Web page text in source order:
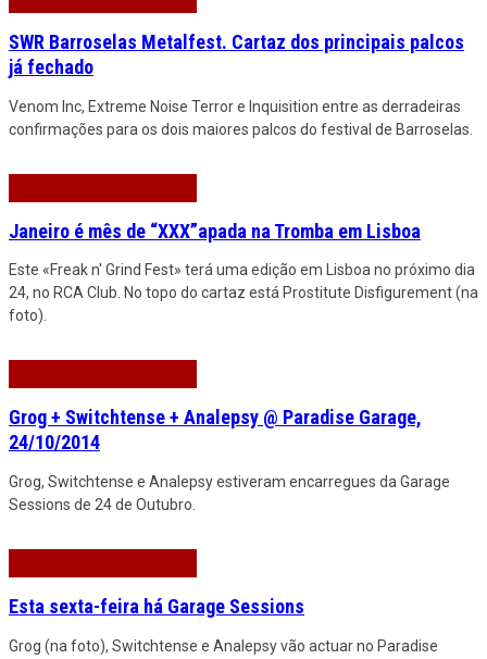
SWR Barroselas Metalfest. Cartaz dos principais palcos
já fechado
Venom Inc, Extreme Noise Terror e Inquisition entre as derradeiras
confirmações para os dois maiores palcos do festival de Barroselas.
Janeiro é mês de “XXX”apada na Tromba em Lisboa
Este «Freak n' Grind Fest» terá uma edição em Lisboa no próximo dia
24, no RCA Club. No topo do cartaz está Prostitute Disfigurement (na
foto).
Grog + Switchtense + Analepsy @ Paradise Garage,
24/10/2014
Grog, Switchtense e Analepsy estiveram encarregues da Garage
Sessions de 24 de Outubro.
Esta sexta-feira há Garage Sessions
Grog (na foto), Switchtense e Analepsy vão actuar no Paradise